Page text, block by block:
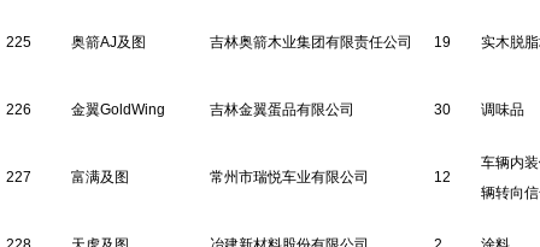
225 奥箭AJ及图 吉林奥箭木业集团有限责任公司 19 实木脱
226 金翼GoldWing 吉林金翼蛋品有限公司 30 调味品
227 富满及图 常州市瑞悦车业有限公司 12
车辆内
辆转向